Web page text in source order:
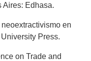
Aires: Edhasa.
en
Press.
on Trade and